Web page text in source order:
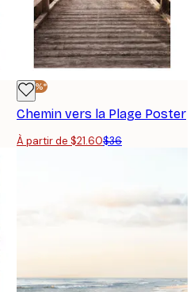
-40%*
Chemin vers la Plage Poster
À partir de $21.60$36